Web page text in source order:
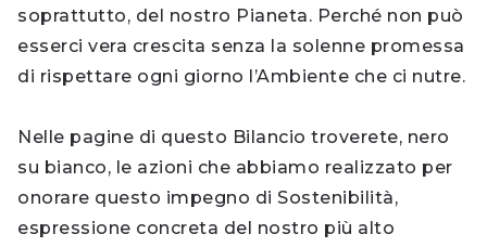
soprattutto, del nostro Pianeta. Perché non può
esserci vera crescita senza la solenne promessa
di rispettare ogni giorno l’Ambiente che ci nutre.
Nelle pagine di questo Bilancio troverete, nero
su bianco, le azioni che abbiamo realizzato per
onorare questo impegno di Sostenibilità,
espressione concreta del nostro più alto